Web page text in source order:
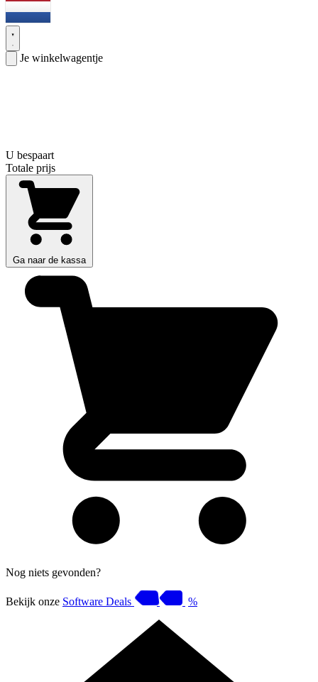
Je winkelwagentje
U bespaart
Totale prijs
Ga naar de kassa
Nog niets gevonden?
Bekijk onze Software Deals %